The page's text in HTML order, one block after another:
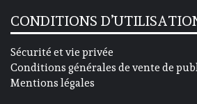
CONDITIONS
Sécurité et vie privée
Conditions générales de vente de
Mentions légales